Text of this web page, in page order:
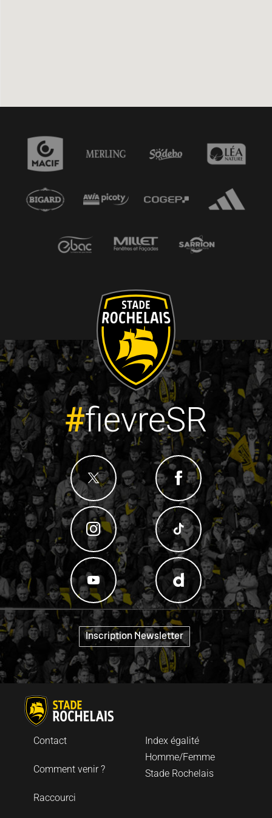
#fievreSR
Inscription Newsletter "
Index égalité
Homme/Femme
Stade Rochelais
Contact
Comment venir ?
Raccourci